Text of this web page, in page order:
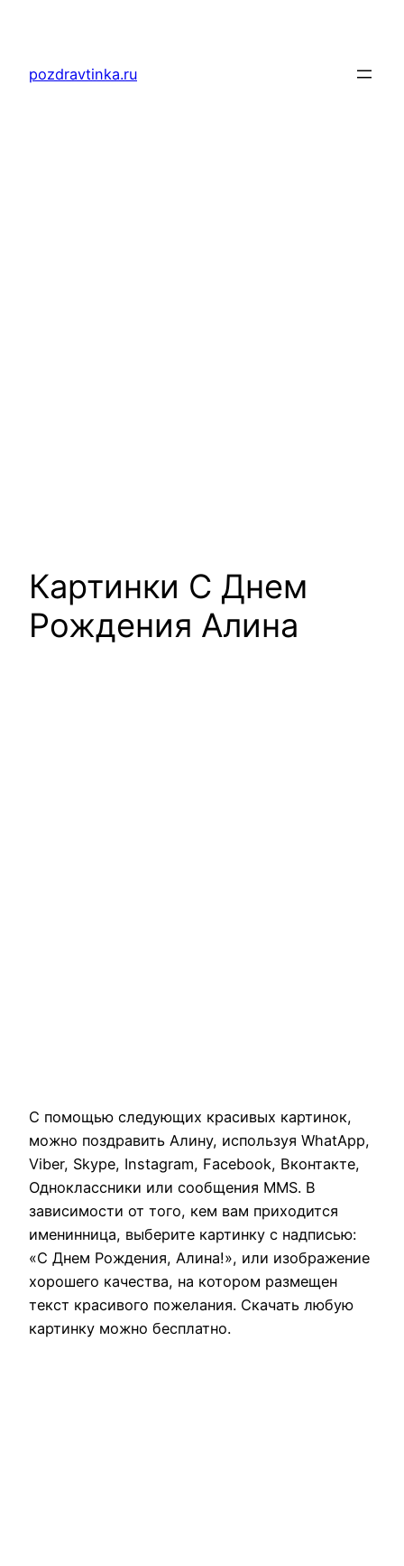
содержимому
pozdravtinka.ru
Картинки С Днем
Рождения Алина
С помощью следующих красивых картинок,
можно поздравить Алину, используя WhatApp,
Viber, Skype, Instagram, Facebook, Вконтакте,
Одноклассники или сообщения MMS. В
зависимости от того, кем вам приходится
именинница, выберите картинку с надписью:
«С Днем Рождения, Алина!», или изображение
хорошего качества, на котором размещен
текст красивого пожелания. Скачать любую
картинку можно бесплатно.